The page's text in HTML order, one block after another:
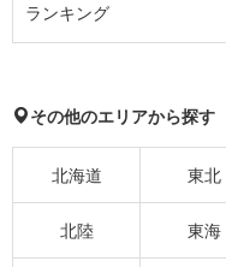
ランキング
その他のエリアから探す
北海道 東北
北陸 東海